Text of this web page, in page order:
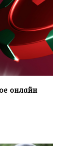
онлайн